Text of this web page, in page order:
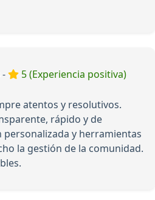
-
5 (Experiencia positiva)
atentos y resolutivos.
rápido y de
personalizada y herramientas
la gestión de la comunidad.